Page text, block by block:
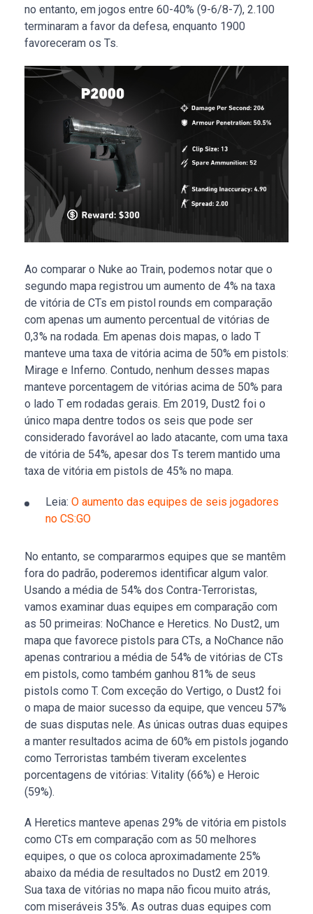
no entanto, em jogos entre 60-40% (9-6/8-7), 2.100
terminaram a favor da defesa, enquanto 1900
favoreceram os Ts.
Ao comparar o Nuke ao Train, podemos notar que o
segundo mapa registrou um aumento de 4% na taxa
de vitória de CTs em pistol rounds em comparação
com apenas um aumento percentual de vitórias de
0,3% na rodada. Em apenas dois mapas, o lado T
manteve uma taxa de vitória acima de 50% em pistols:
Mirage e Inferno. Contudo, nenhum desses mapas
manteve porcentagem de vitórias acima de 50% para
o lado T em rodadas gerais. Em 2019, Dust2 foi o
único mapa dentre todos os seis que pode ser
considerado favorável ao lado atacante, com uma taxa
de vitória de 54%, apesar dos Ts terem mantido uma
taxa de vitória em pistols de 45% no mapa.
Leia: O aumento das equipes de seis jogadores
no CS:GO
No entanto, se compararmos equipes que se mantêm
fora do padrão, poderemos identificar algum valor.
Usando a média de 54% dos Contra-Terroristas,
vamos examinar duas equipes em comparação com
as 50 primeiras: NoChance e Heretics. No Dust2, um
mapa que favorece pistols para CTs, a NoChance não
apenas contrariou a média de 54% de vitórias de CTs
em pistols, como também ganhou 81% de seus
pistols como T. Com exceção do Vertigo, o Dust2 foi
o mapa de maior sucesso da equipe, que venceu 57%
de suas disputas nele. As únicas outras duas equipes
a manter resultados acima de 60% em pistols jogando
como Terroristas também tiveram excelentes
porcentagens de vitórias: Vitality (66%) e Heroic
(59%).
A Heretics manteve apenas 29% de vitória em pistols
como CTs em comparação com as 50 melhores
equipes, o que os coloca aproximadamente 25%
abaixo da média de resultados no Dust2 em 2019.
Sua taxa de vitórias no mapa não ficou muito atrás,
com miseráveis 35%. As outras duas equipes com